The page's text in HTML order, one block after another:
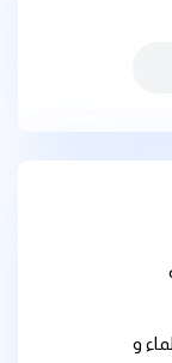
و